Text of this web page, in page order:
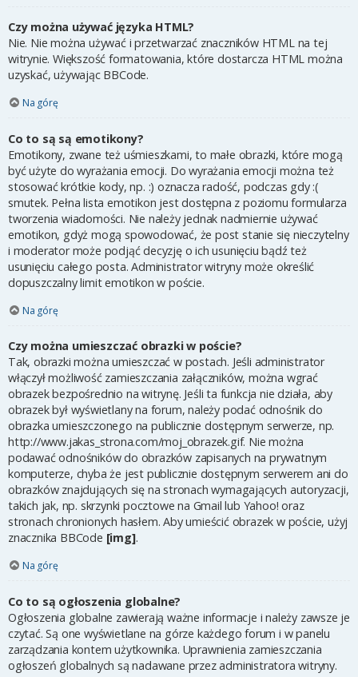
Czy można używać języka HTML?
Nie. Nie można używać i przetwarzać znaczników HTML na tej
witrynie. Większość formatowania, które dostarcza HTML można
uzyskać, używając BBCode.
Na górę
Co to są są emotikony?
Emotikony, zwane też uśmieszkami, to małe obrazki, które mogą
być użyte do wyrażania emocji. Do wyrażania emocji można też
stosować krótkie kody, np. :) oznacza radość, podczas gdy :(
smutek. Pełna lista emotikon jest dostępna z poziomu formularza
tworzenia wiadomości. Nie należy jednak nadmiernie używać
emotikon, gdyż mogą spowodować, że post stanie się nieczytelny
i moderator może podjąć decyzję o ich usunięciu bądź też
usunięciu całego posta. Administrator witryny może określić
dopuszczalny limit emotikon w poście.
Na górę
Czy można umieszczać obrazki w poście?
Tak, obrazki można umieszczać w postach. Jeśli administrator
włączył możliwość zamieszczania załączników, można wgrać
obrazek bezpośrednio na witrynę. Jeśli ta funkcja nie działa, aby
obrazek był wyświetlany na forum, należy podać odnośnik do
obrazka umieszczonego na publicznie dostępnym serwerze, np.
http://www.jakas_strona.com/moj_obrazek.gif. Nie można
podawać odnośników do obrazków zapisanych na prywatnym
komputerze, chyba że jest publicznie dostępnym serwerem ani do
obrazków znajdujących się na stronach wymagających autoryzacji,
takich jak, np. skrzynki pocztowe na Gmail lub Yahoo! oraz
stronach chronionych hasłem. Aby umieścić obrazek w poście, użyj
znacznika BBCode [img].
Na górę
Co to są ogłoszenia globalne?
Ogłoszenia globalne zawierają ważne informacje i należy zawsze je
czytać. Są one wyświetlane na górze każdego forum i w panelu
zarządzania kontem użytkownika. Uprawnienia zamieszczania
ogłoszeń globalnych są nadawane przez administratora witryny.